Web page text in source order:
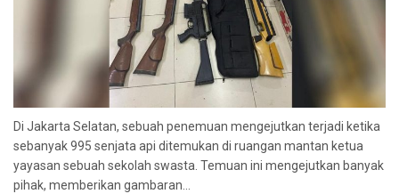
Di Jakarta Selatan, sebuah penemuan mengejutkan terjadi ketika
sebanyak 995 senjata api ditemukan di ruangan mantan ketua
yayasan sebuah sekolah swasta. Temuan ini mengejutkan banyak
pihak, memberikan gambaran...